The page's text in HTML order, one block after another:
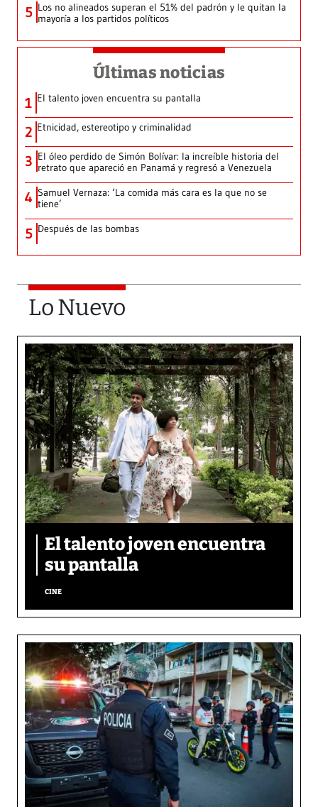
5 Los no alineados superan el 51% del padrón y le quitan la
mayoría a los partidos políticos
Últimas noticias
1 El talento joven encuentra su pantalla​
2 Etnicidad, estereotipo y criminalidad
3 El óleo perdido de Simón Bolívar: la increíble historia del
retrato que apareció en Panamá y regresó a Venezuela
4 Samuel Vernaza: ‘La comida más cara es la que no se
tiene’
5 Después de las bombas
Lo Nuevo
El talento joven encuentra
su pantalla​
CINE